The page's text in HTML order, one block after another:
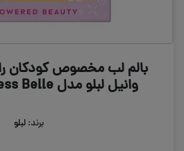
بالم لب مخصوص کودکان
وانیل لبلو مدل Disney Princess Belle
برند:لبلو